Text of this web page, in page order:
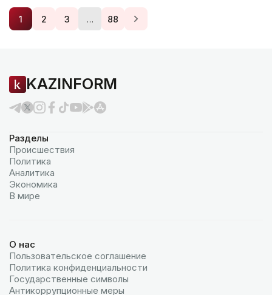
1 2 3 … 88
KAZINFORM
Разделы
Происшествия
Политика
Аналитика
Экономика
В мире
О нас
Пользовательское соглашение
Политика конфиденциальности
Государственные символы
Антикоррупционные меры